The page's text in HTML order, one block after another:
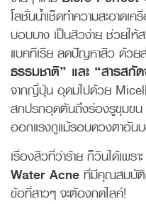
โลชั่นน้ำเช็ดทำความสะอาดเ
บอบบาง เป็นสิวง่าย ช่วยให้
แบคทีเรีย ลดปัญหาสิว ด้ว
ธรรมชาติ” และ “สารสกัด
จากญี่ปุ่น อุดมไปด้วย
สกปรกอุดตันถึงร่องรูขุมขน
ออกแรงถูแม้รอบดวงตาอัน
เรื่องสิวที่ว่าร้าย ก็วินได้เพราะ
Water Acne ที่มีคุณสมบั
ข้อที่สาวๆ จะต้องกดไลค์!